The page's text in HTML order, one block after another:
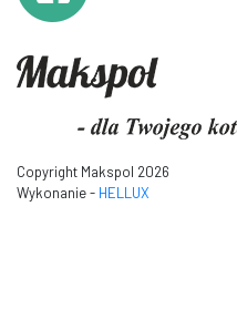
Copyright Makspol 2026
Wykonanie - HELLUX